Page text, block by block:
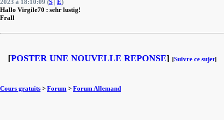
2023 à 18:10:09 (S | E)
Hallo Virgile70 : sehr lustig!
Frall
[POSTER UNE NOUVELLE REPONSE] [Suivre ce sujet]
Cours gratuits > Forum > Forum Allemand